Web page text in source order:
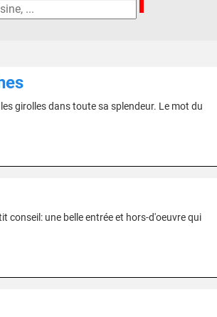
girolles dans toute sa splendeur. Le mot du
conseil: une belle entrée et hors-d'oeuvre qui